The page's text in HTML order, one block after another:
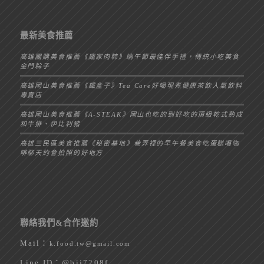
最新美食推薦
高雄團購美食推薦《龐家肉粽》端午節最佳伴手禮，傳統小吃美食
金門粽子
高雄岡山美食推薦《鐵盒子》Tea Care好喝現煮健康茶飲人氣飲料
專賣店
高雄岡山美食推薦《A-STEAK》岡山也吃的到好吃的頂級乾式熟成
和牛排、伊比利豬
高雄三民區美食推薦《秘密基地》巷弄裡的早午餐美食吃蛋糕喝咖
啡聊天約會拍照的好地方
聯絡我們&合作邀約
Mail： k.food.tw@gmail.com